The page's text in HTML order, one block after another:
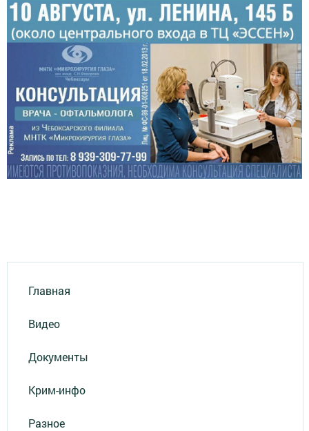
Главная
Видео
Документы
Крим-инфо
Разное